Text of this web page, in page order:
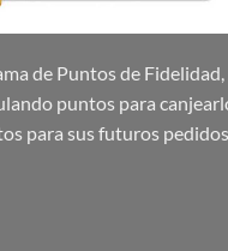
de Puntos de Fidelidad,
puntos para
para sus futuros